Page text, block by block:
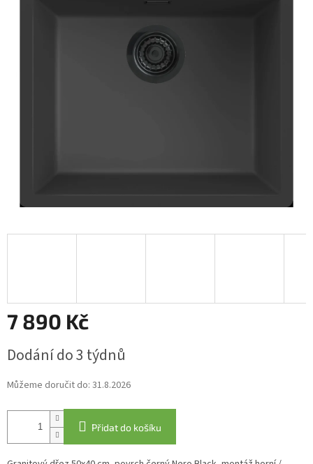
7 890 Kč
cena:
Dodání do 3 týdnů
Můžeme doručit do: 31.8.2026
Přidat do košíku